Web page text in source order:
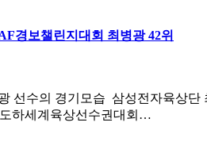
경보챌린지대회 최병광 42위
선수의 경기모습 삼성전자육상
하세계육상선수권대회…